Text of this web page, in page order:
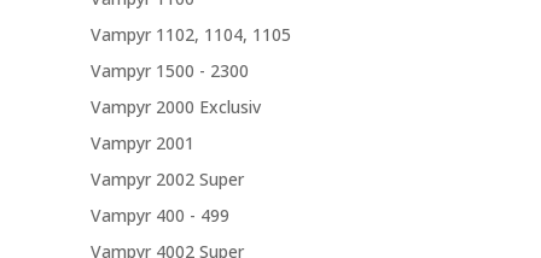
Vampyr 1102, 1104, 1105
Vampyr 1500 - 2300
Vampyr 2000 Exclusiv
Vampyr 2001
Vampyr 2002 Super
Vampyr 400 - 499
Vampyr 4002 Super